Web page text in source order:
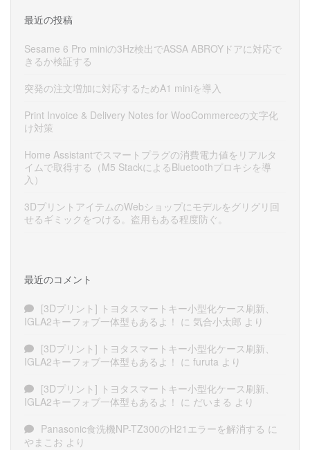
最近の投稿
Sesame 6 Pro miniの3Hz検出でASSA ABROYドアに対応で
きるか検証する
突発の注文増加に対応するためA1 miniを導入
Print Invoice & Delivery Notes for WooCommerceの文字化
け対策
Home Assistantでスマートプラグの消費電力値をリアルタ
イムで取得する（M5 StackによるBluetoothプロキシを導
入）
3DプリントアイテムのWebショップにモデルをグリグリ回
せるギミックをつける。盗用もある程度防ぐ。
最近のコメント
[3Dプリント] トヨタスマートキー小型化ケース刷新、
IGLA2キーフォブ一体型もあるよ！ に 気合小太郎 より
[3Dプリント] トヨタスマートキー小型化ケース刷新、
IGLA2キーフォブ一体型もあるよ！ に furuta より
[3Dプリント] トヨタスマートキー小型化ケース刷新、
IGLA2キーフォブ一体型もあるよ！ に だいまる より
Panasonic食洗機NP-TZ300のH21エラーを解消する に
やまこお より